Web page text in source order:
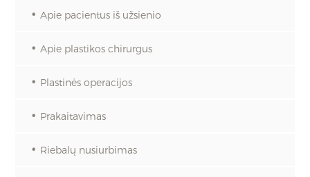
Apie pacientus iš užsienio
Apie plastikos chirurgus
Plastinės operacijos
Prakaitavimas
Riebalų nusiurbimas